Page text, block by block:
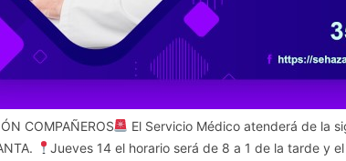
COMPAÑEROS
El Servicio Médico atenderá de la
Jueves 14 el horario será de 8 a 1 de la tarde y